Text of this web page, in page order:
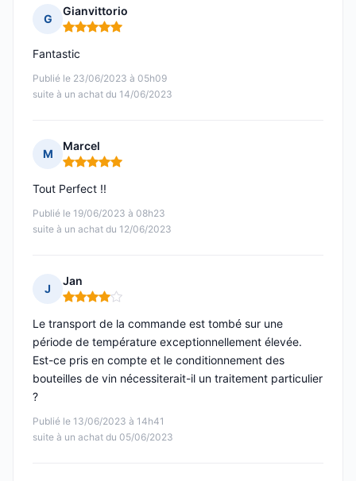
G
Gianvittorio
Note : 5 sur 5
Publié le 23/06/2023 à 05h09
suite à un achat du 14/06/2023
Fantastic
M
Marcel
Note : 5 sur 5
Publié le 19/06/2023 à 08h23
suite à un achat du 12/06/2023
Tout Perfect !!
J
Jan
Note : 4 sur 5
Publié le 13/06/2023 à 14h41
suite à un achat du 05/06/2023
Le transport de la commande est tombé sur une
période de température exceptionnellement élevée.
Est-ce pris en compte et le conditionnement des
bouteilles de vin nécessiterait-il un traitement particulier
?